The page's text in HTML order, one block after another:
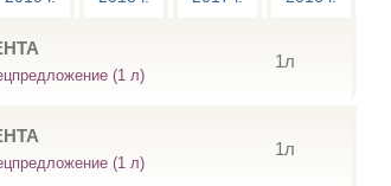
(1 л)
1л
(1 л)
1л